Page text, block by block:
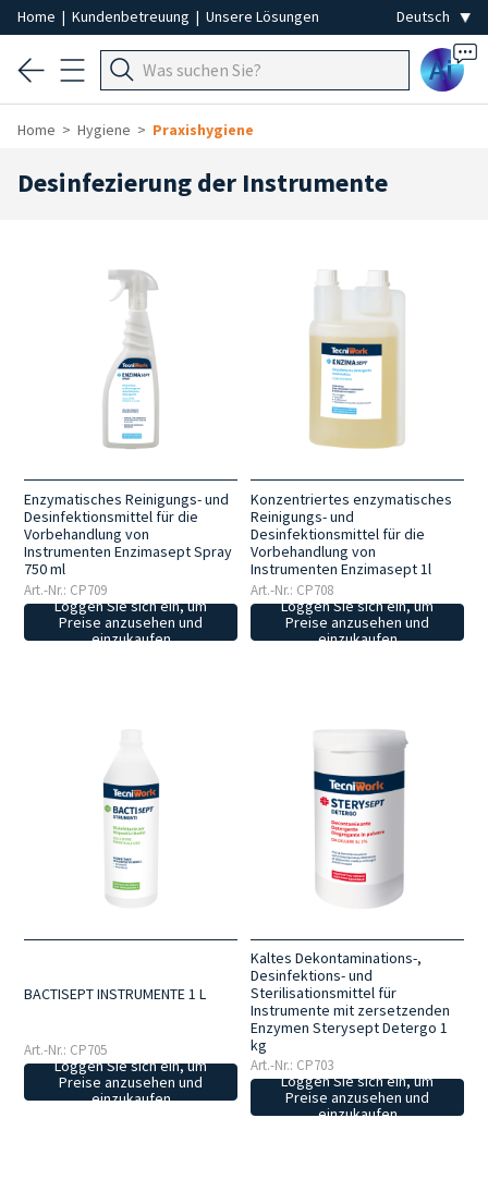
Home | Kundenbetreuung | Unsere Lösungen
Ai
Home Hygiene Praxishygiene
Desinfezierung der Instrumente
Enzymatisches Reinigungs- und
Desinfektionsmittel für die
Vorbehandlung von
Instrumenten Enzimasept Spray
750 ml
Art.-Nr.: CP709
Loggen Sie sich ein, um
Preise anzusehen und
einzukaufen
Konzentriertes enzymatisches
Reinigungs- und
Desinfektionsmittel für die
Vorbehandlung von
Instrumenten Enzimasept 1l
Art.-Nr.: CP708
Loggen Sie sich ein, um
Preise anzusehen und
einzukaufen
BACTISEPT INSTRUMENTE 1 L
Art.-Nr.: CP705
Loggen Sie sich ein, um
Preise anzusehen und
einzukaufen
Kaltes Dekontaminations-,
Desinfektions- und
Sterilisationsmittel für
Instrumente mit zersetzenden
Enzymen Sterysept Detergo 1
kg
Art.-Nr.: CP703
Loggen Sie sich ein, um
Preise anzusehen und
einzukaufen